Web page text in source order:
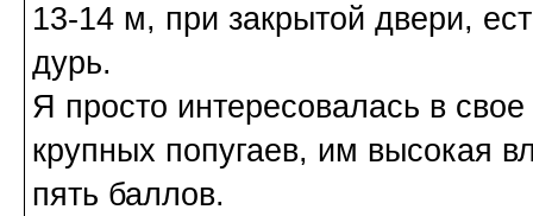
13-14 м, при закрытой двери,
дурь.
Я просто интересовалась в
крупных попугаев, им высокая
пять баллов.